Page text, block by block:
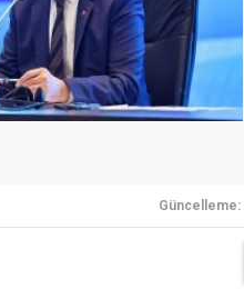
Güncelleme: